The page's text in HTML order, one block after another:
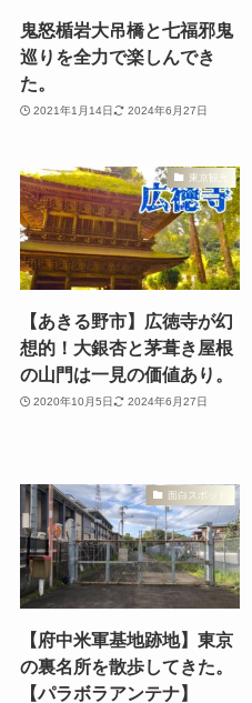
鬼怒楯岩大吊橋と七福邪鬼
巡りを全力で楽しんでき
た。
2021年1月14日 2024年6月27日
東京観光
【あきる野市】広徳寺が幻
想的！大銀杏と茅葺き屋根
の山門は一見の価値あり。
2020年10月5日 2024年6月27日
面白スポット
【府中米軍基地跡地】東京
の裏名所を散歩してきた。
【パラボラアンテナ】